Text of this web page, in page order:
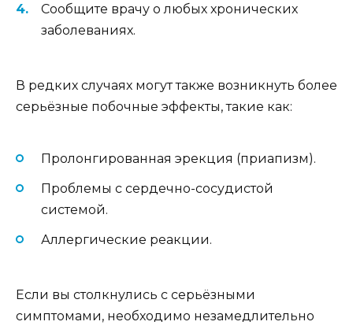
Сообщите врачу о любых хронических
заболеваниях.
В редких случаях могут также возникнуть более
серьёзные побочные эффекты, такие как:
Пролонгированная эрекция (приапизм).
Проблемы с сердечно-сосудистой
системой.
Аллергические реакции.
Если вы столкнулись с серьёзными
симптомами, необходимо незамедлительно